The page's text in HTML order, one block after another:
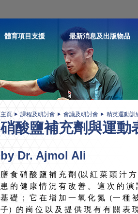
體育項目支援 最新消息及出版物品
主頁 課程及研討會 會議及研討會 精英運動訓
硝酸鹽補充劑與運動
by Dr. Ajmol Ali
膳 食 硝 酸 鹽 補 充 劑 (以 紅 菜 頭 汁
患 的 健 康 情 況 有 改 善 。 這 次 的
基 礎 ； 它 在 增 加 一 氧 化 氮（一 種
子）的 崗 位 以 及 提 供 現 有 有 關 表